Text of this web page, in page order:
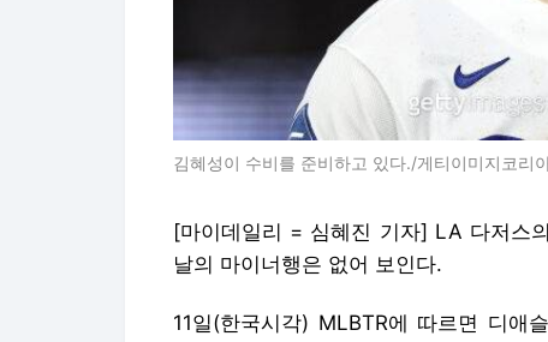
김혜성이 수비를 준비하고 있다./게티이미지코리
[마이데일리 = 심혜진 기자] LA 다저스
날의 마이너행은 없어 보인다.
11일(한국시각) MLBTR에 따르면 디애